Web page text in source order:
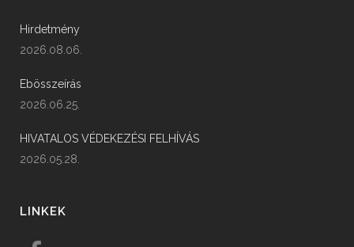
Hirdetmény
2026.08.06.
Ebösszeírás
2026.06.25.
HIVATALOS VÉDEKEZÉSI FELHÍVÁS
2026.05.28.
LINKEK